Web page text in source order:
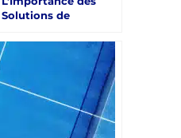
Solutions de
Complexes
Touristiques lors de
la Construction d’un
Court de Tennis en
Gazon Synthétique à